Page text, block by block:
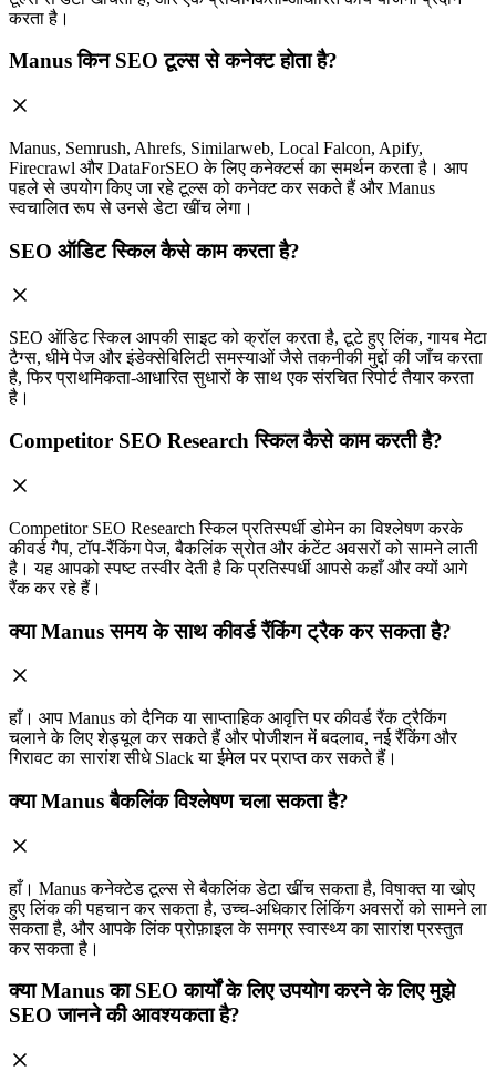
करता है।
Manus किन SEO टूल्स से कनेक्ट होता है?
Manus, Semrush, Ahrefs, Similarweb, Local Falcon, Apify,
Firecrawl और DataForSEO के लिए कनेक्टर्स का समर्थन करता है। आप
पहले से उपयोग किए जा रहे टूल्स को कनेक्ट कर सकते हैं और Manus
स्वचालित रूप से उनसे डेटा खींच लेगा।
SEO ऑडिट स्किल कैसे काम करता है?
SEO ऑडिट स्किल आपकी साइट को क्रॉल करता है, टूटे हुए लिंक, गायब मेटा
टैग्स, धीमे पेज और इंडेक्सेबिलिटी समस्याओं जैसे तकनीकी मुद्दों की जाँच करता
है, फिर प्राथमिकता-आधारित सुधारों के साथ एक संरचित रिपोर्ट तैयार करता
है।
Competitor SEO Research स्किल कैसे काम करती है?
Competitor SEO Research स्किल प्रतिस्पर्धी डोमेन का विश्लेषण करके
कीवर्ड गैप, टॉप-रैंकिंग पेज, बैकलिंक स्रोत और कंटेंट अवसरों को सामने लाती
है। यह आपको स्पष्ट तस्वीर देती है कि प्रतिस्पर्धी आपसे कहाँ और क्यों आगे
रैंक कर रहे हैं।
क्या Manus समय के साथ कीवर्ड रैंकिंग ट्रैक कर सकता है?
हाँ। आप Manus को दैनिक या साप्ताहिक आवृत्ति पर कीवर्ड रैंक ट्रैकिंग
चलाने के लिए शेड्यूल कर सकते हैं और पोजीशन में बदलाव, नई रैंकिंग और
गिरावट का सारांश सीधे Slack या ईमेल पर प्राप्त कर सकते हैं।
क्या Manus बैकलिंक विश्लेषण चला सकता है?
हाँ। Manus कनेक्टेड टूल्स से बैकलिंक डेटा खींच सकता है, विषाक्त या खोए
हुए लिंक की पहचान कर सकता है, उच्च-अधिकार लिंकिंग अवसरों को सामने ला
सकता है, और आपके लिंक प्रोफ़ाइल के समग्र स्वास्थ्य का सारांश प्रस्तुत
कर सकता है।
क्या Manus का SEO कार्यों के लिए उपयोग करने के लिए मुझे
SEO जानने की आवश्यकता है?